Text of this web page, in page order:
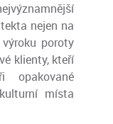
nejen na
poroty
klienty, kteří
místa